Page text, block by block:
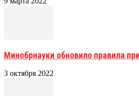
Минобрнауки обновило правила
3 октября 2022